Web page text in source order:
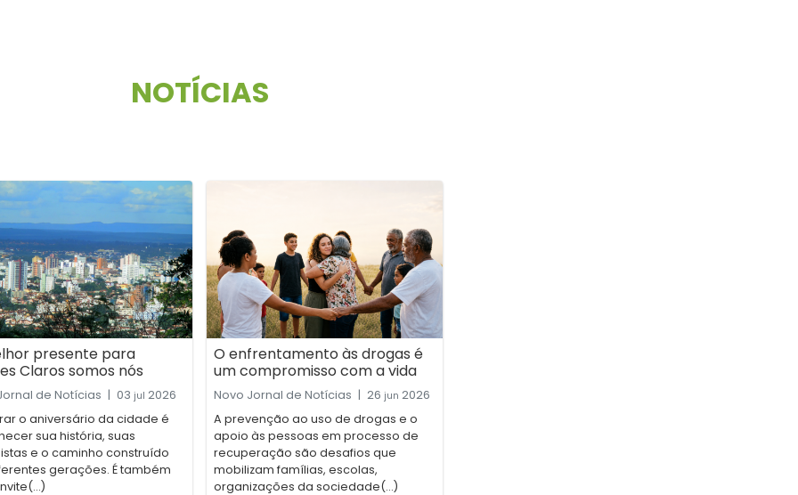
NOTÍCIAS
presente para
Claros somos nós
de Notícias | 03 jul 2026
o aniversário da cidade é
sua história, suas
e o caminho construído
gerações. É também
O enfrentamento às drogas é
um compromisso com a vida
Novo Jornal de Notícias | 26 jun 2026
A prevenção ao uso de drogas e o
apoio às pessoas em processo de
recuperação são desafios que
mobilizam famílias, escolas,
organizações da sociedade(...)